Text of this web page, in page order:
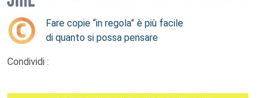
Fare copie “in regola” è più facile
di quanto si possa pensare
Condividi :